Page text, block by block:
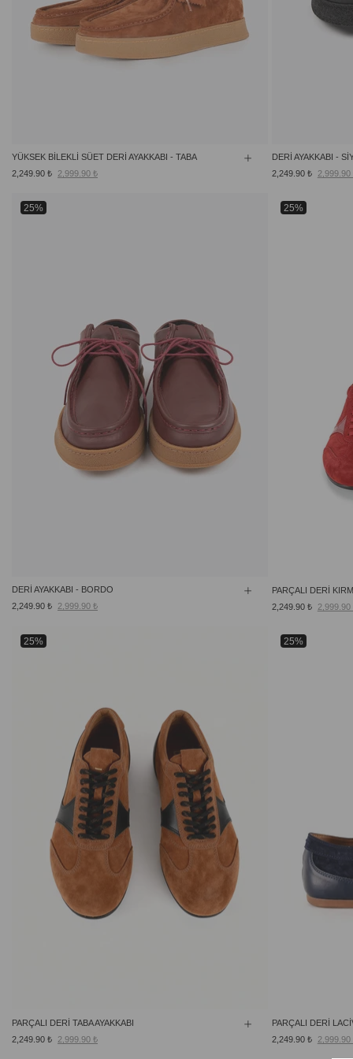
YÜKSEK BİLEKLİ SÜET DERİ AYAKKABI - TABA
2,249.90 ₺
2,999.90 ₺
DERİ AYAKKABI -
2,249.90 ₺
2,999.90
25%
DERİ AYAKKABI - BORDO
2,249.90 ₺
2,999.90 ₺
25%
PARÇALI DERİ
2,249.90 ₺
2,999.90
25%
PARÇALI DERİ TABA AYAKKABI
2,249.90 ₺
2,999.90 ₺
25%
PARÇALI DERİ
2,249.90 ₺
2,999.90